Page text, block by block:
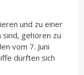
und zu einer
gehören zu
vom 7. Juni
dürften sich